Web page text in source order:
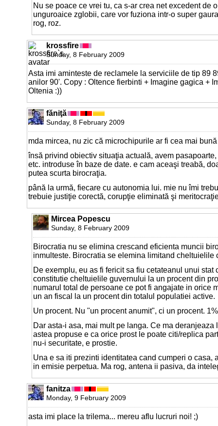
Nu se poace ce vrei tu, ca s-ar crea net excedent de
unguroaice zglobii, care vor fuziona intr-o super
rog, roz.
krossfire
Sunday, 8 February 2009
Asta imi aminteste de reclamele la serviciile de tip 89
anilor 90'. Copy : Oltence fierbinti + Imagine gagica +
Oltenia :))
făniţă
Sunday, 8 February 2009
mda mircea, nu zic că microchipurile ar fi cea mai
însă privind obiectiv situaţia actuală, avem
etc. introduse în baze de date. e cam aceaşi treabă,
putea scurta birocraţia.
până la urmă, fiecare cu autonomia lui. mie nu îmi
trebuie justiţie corectă, corupţie eliminată şi
Mircea Popescu
Sunday, 8 February 2009
Birocratia nu se elimina crescand eficienta muncii
inmulteste. Birocratia se elemina limitand cheltuielile
De exemplu, eu as fi fericit sa fiu cetateanul unui stat
constitutie cheltuielile guvernului la un procent din
numarul total de persoane ce pot fi angajate in orice
un an fiscal la un procent din totalul populatiei active.
Un procent. Nu "un procent anumit", ci un procent.
Dar asta-i asa, mai mult pe langa. Ce ma deranjeaza
astea propuse e ca orice prost le poate citi/replica
nu-i securitate, e prostie.
Una e sa iti prezinti identitatea cand cumperi o casa,
in emisie perpetua. Ma rog, antena ii pasiva, da
fanitza
Monday, 9 February 2009
asta imi place la trilema... mereu aflu lucruri noi! ;)